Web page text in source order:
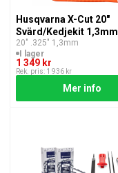
Husqvarna X-Cut 20"
Svärd/Kedjekit 1,3mm
20″ .325″ 1,3mm
I lager
1 349 kr
Rek. pris: 1 936 kr
Mer info